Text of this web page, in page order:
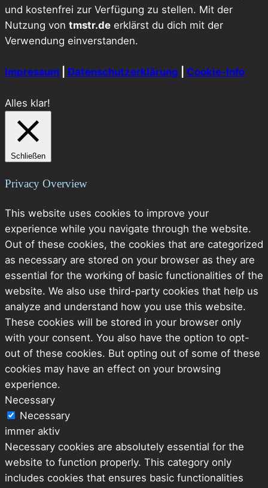
und kostenfrei zur Verfügung zu stellen. Mit der
Nutzung von tmstr.de erklärst du dich mit der
Verwendung einverstanden.
Impressum Datenschutzerklärung Cookie-Info
Alles klar!
Schließen
Privacy Overview
This website uses cookies to improve your
experience while you navigate through the website.
Out of these cookies, the cookies that are categorized
as necessary are stored on your browser as they are
essential for the working of basic functionalities of the
website. We also use third-party cookies that help us
analyze and understand how you use this website.
These cookies will be stored in your browser only
with your consent. You also have the option to opt-
out of these cookies. But opting out of some of these
cookies may have an effect on your browsing
experience.
Necessary
Necessary
immer aktiv
Necessary cookies are absolutely essential for the
website to function properly. This category only
includes cookies that ensures basic functionalities